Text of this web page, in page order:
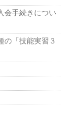
会手続きについ
の「技能実習３